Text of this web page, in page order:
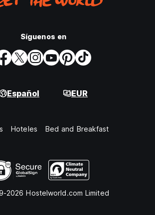
Síguenos en
Español EUR
Hoteles Bed and Breakfast
2026 Hostelworld.com Limited